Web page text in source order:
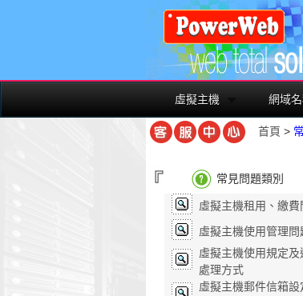
虛擬主機 網域
首頁 >
常見問題類別
虛擬主機租用、繳費
虛擬主機使用管理問
虛擬主機使用規定及
處理方式
虛擬主機郵件信箱設